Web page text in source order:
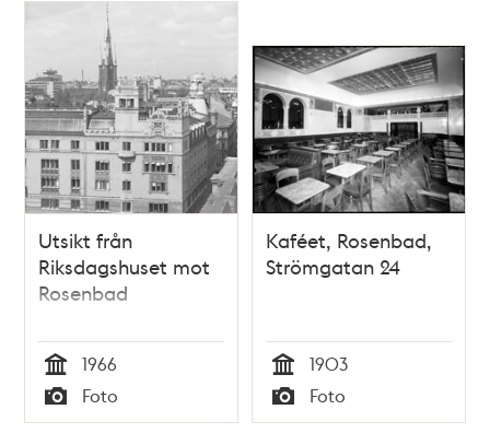
Utsikt från
Riksdagshuset mot
Rosenbad
Tid
1966
Typ
Foto
Kaféet, Rosenbad,
Strömgatan 24
Tid
1903
Typ
Foto